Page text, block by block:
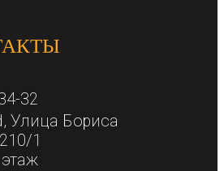
32
Улица Бориса
1​